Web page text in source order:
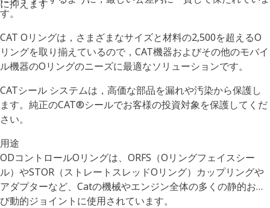
に抑えます
す。
CAT Oリングは，さまざまなサイズと材料の2,500を超えるO
リングを取り揃えているので，CAT機器およびその他のモバイ
ル機器のOリングのニーズに最適なソリューションです。
CATシール システムは，高価な部品を漏れや汚染から保護し
ます。純正のCAT®シールでお客様の投資対象を保護してくだ
さい。
用途
ODコントロールOリングは、ORFS（Oリングフェイスシー
ル）やSTOR（ストレートスレッドOリング）カップリングや
アダプターなど、Catの機械やエンジン全体の多くの静的およ
び動的ジョイントに使用されています。